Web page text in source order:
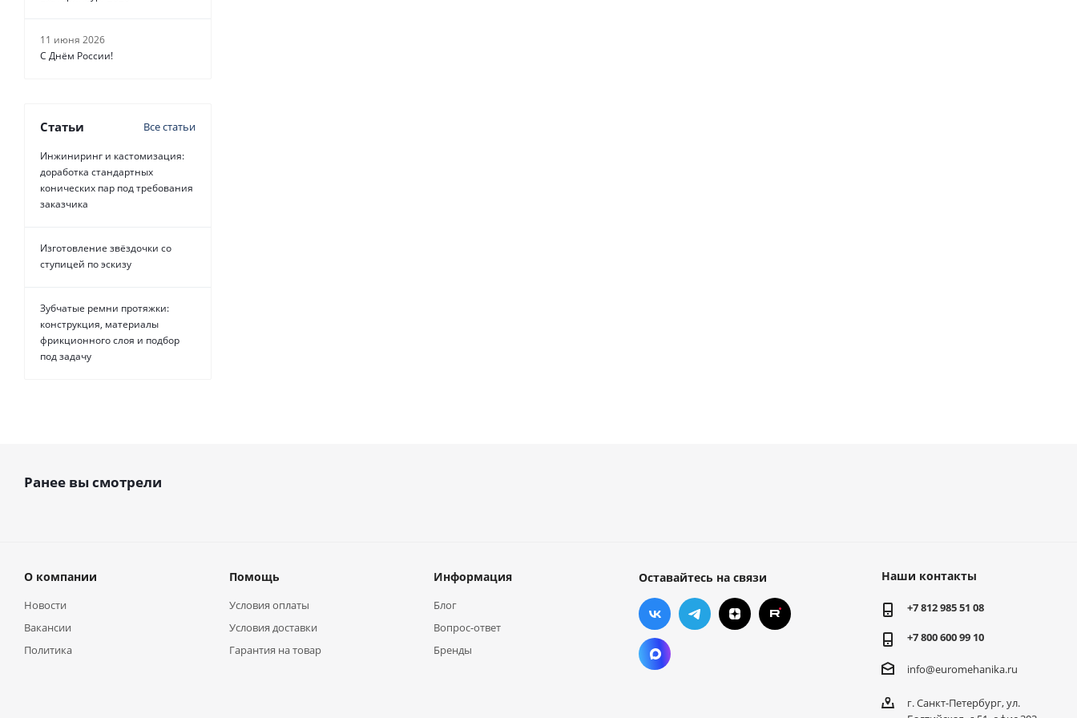
11 июня 2026
С Днём России!
Статьи Все статьи
Инжиниринг и кастомизация:
доработка стандартных
конических пар под требования
заказчика
Изготовление звёздочки со
ступицей по эскизу
Зубчатые ремни протяжки:
конструкция, материалы
фрикционного слоя и подбор
под задачу
Ранее вы смотрели
О компании
Новости
Вакансии
Политика
Помощь
Условия оплаты
Условия доставки
Гарантия на товар
Информация
Блог
Вопрос-ответ
Бренды
Оставайтесь на связи Наши контакты
+7 812 985 51 08
+7 800 600 99 10
info@euromehanika.ru
г. Санкт-Петербург, ул.